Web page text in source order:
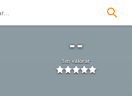
--
Sin valorar